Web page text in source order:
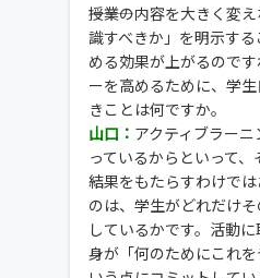
―――授業の内容を大きく変
識すべきか」を明示す
める効果が上がるので
ーを高めるために、学
きことは何ですか。
山口： アクティブラー
っているからといって
結果をもたらすわけで
のは、学生がどれだけ
しているかです。活動
身が「何のためにこれ